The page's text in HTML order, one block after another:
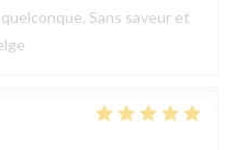
Sans saveur et